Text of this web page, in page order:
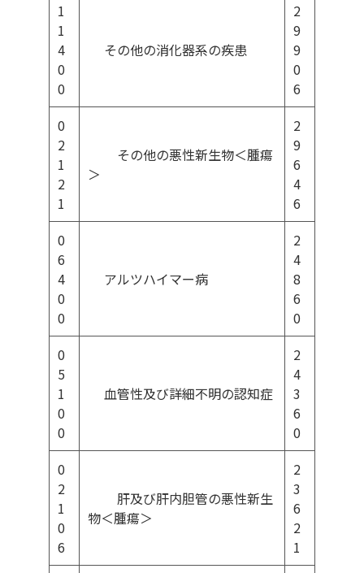
1
1
4
0
0
その他の消化器系の疾患
2
9
9
0
6
0
2
1
2
1
その他の悪性新生物＜腫瘍
＞
2
9
6
4
6
0
6
4
0
0
アルツハイマー病
2
4
8
6
0
0
5
1
0
0
血管性及び詳細不明の認知症
2
4
3
6
0
0
2
1
0
6
肝及び肝内胆管の悪性新生
物＜腫瘍＞
2
3
6
2
1